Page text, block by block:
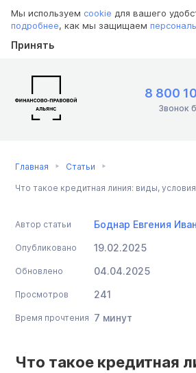
Мы используем cookie для вашего
подробнее, как мы защищаем
Принять
8 800
Звонок
Главная Статьи
Что такое кредитная линия: виды,
Автор статьи Боднар Евгения
Опубликовано 19.02.2025
Обновлено 04.04.2025
Просмотров 241
Время прочтения 7 минут
Что такое кредитная